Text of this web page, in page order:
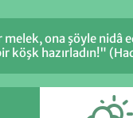
ona şöyle
köşk hazırladın!"